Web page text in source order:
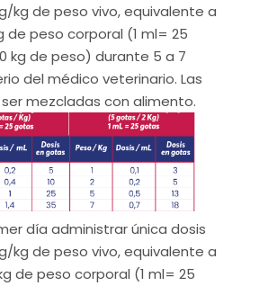
kg de peso vivo, equivalente a
de peso corporal (1 ml= 25
kg de peso) durante 5 a 7
del médico veterinario. Las
mezcladas con alimento.
día administrar única dosis
kg de peso vivo, equivalente a
de peso corporal (1 ml= 25